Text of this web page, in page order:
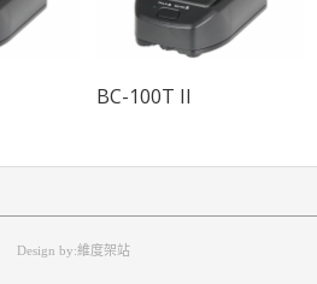
BC-100T II
Design by:維度架站